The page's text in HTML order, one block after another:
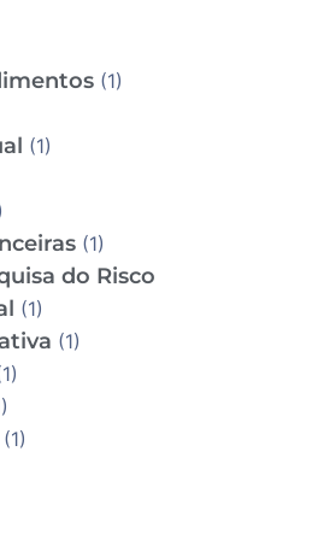
(1)
(1)
(1)
do Risco
(1)
(1)
(1)